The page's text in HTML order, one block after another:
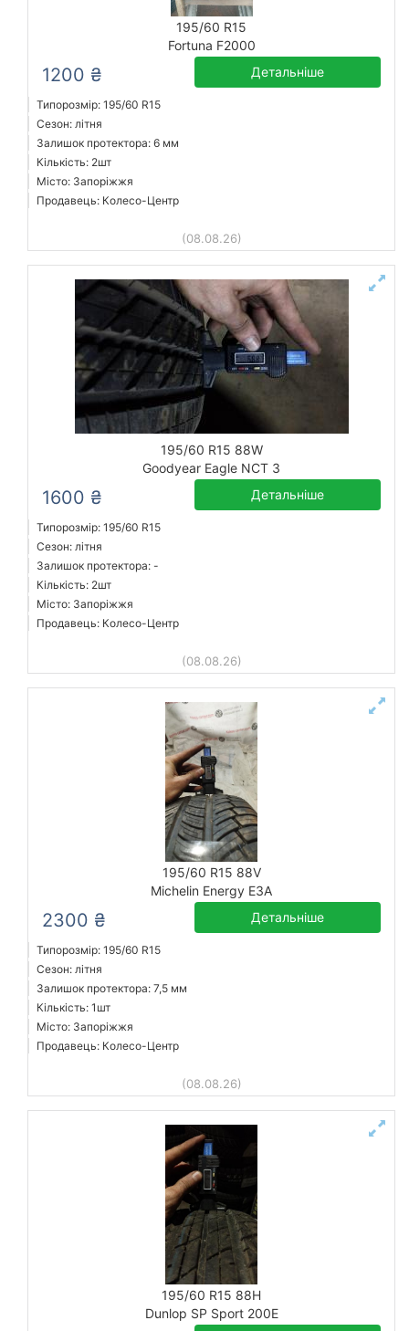
195/60 R15
Fortuna F2000
1200 ₴ Детальніше
Типорозмір: 195/60 R15
Сезон: літня
Залишок протектора: 6 мм
Кількість: 2шт
Місто: Запоріжжя
Продавець: Колесо-Центр
(08.08.26)
195/60 R15 88W
Goodyear Eagle NCT 3
1600 ₴ Детальніше
Типорозмір: 195/60 R15
Сезон: літня
Залишок протектора: -
Кількість: 2шт
Місто: Запоріжжя
Продавець: Колесо-Центр
(08.08.26)
195/60 R15 88V
Michelin Energy E3A
2300 ₴ Детальніше
Типорозмір: 195/60 R15
Сезон: літня
Залишок протектора: 7,5 мм
Кількість: 1шт
Місто: Запоріжжя
Продавець: Колесо-Центр
(08.08.26)
195/60 R15 88H
Dunlop SP Sport 200E